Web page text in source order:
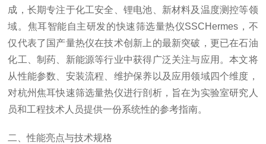
成，长期专注于化工安全、锂电池、新材料及温度测控等领
域。焦耳智能自主研发的快速筛选量热仪SSCHermes，不
仅代表了国产量热仪在技术创新上的最新突破，更已在石油
化工、制药、新能源等行业中获得广泛关注与应用。本文将
从性能参数、安装流程、维护保养以及应用领域四个维度，
对杭州焦耳快速筛选量热仪进行剖析，旨在为实验室研究人
员和工程技术人员提供一份系统性的参考指南。
二、性能亮点与技术规格